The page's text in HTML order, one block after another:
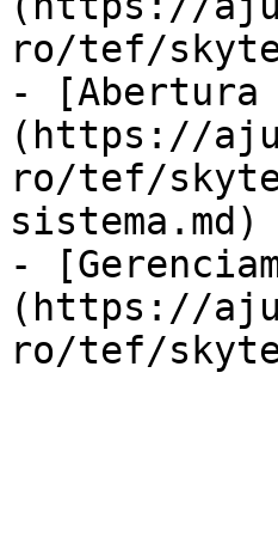
ro/tef/
- [Abertura
(https://
ro/tef/
sistema.md)
-
(https://